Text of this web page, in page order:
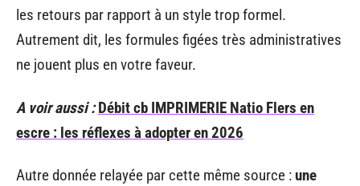
les retours par rapport à un style trop formel.
Autrement dit, les formules figées très administratives
ne jouent plus en votre faveur.
A voir aussi : Débit cb IMPRIMERIE Natio Flers en
escre : les réflexes à adopter en 2026
Autre donnée relayée par cette même source : une